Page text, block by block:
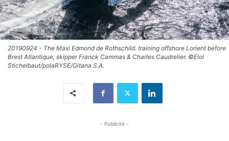
20190924 - The Maxi Edmond de Rothschild. training offshore Lorient before
Brest Atlantique, skipper Franck Cammas & Charles Caudrelier. ©Eloi
Stichelbaut/polaRYSE/Gitana S.A.
- Publicité -